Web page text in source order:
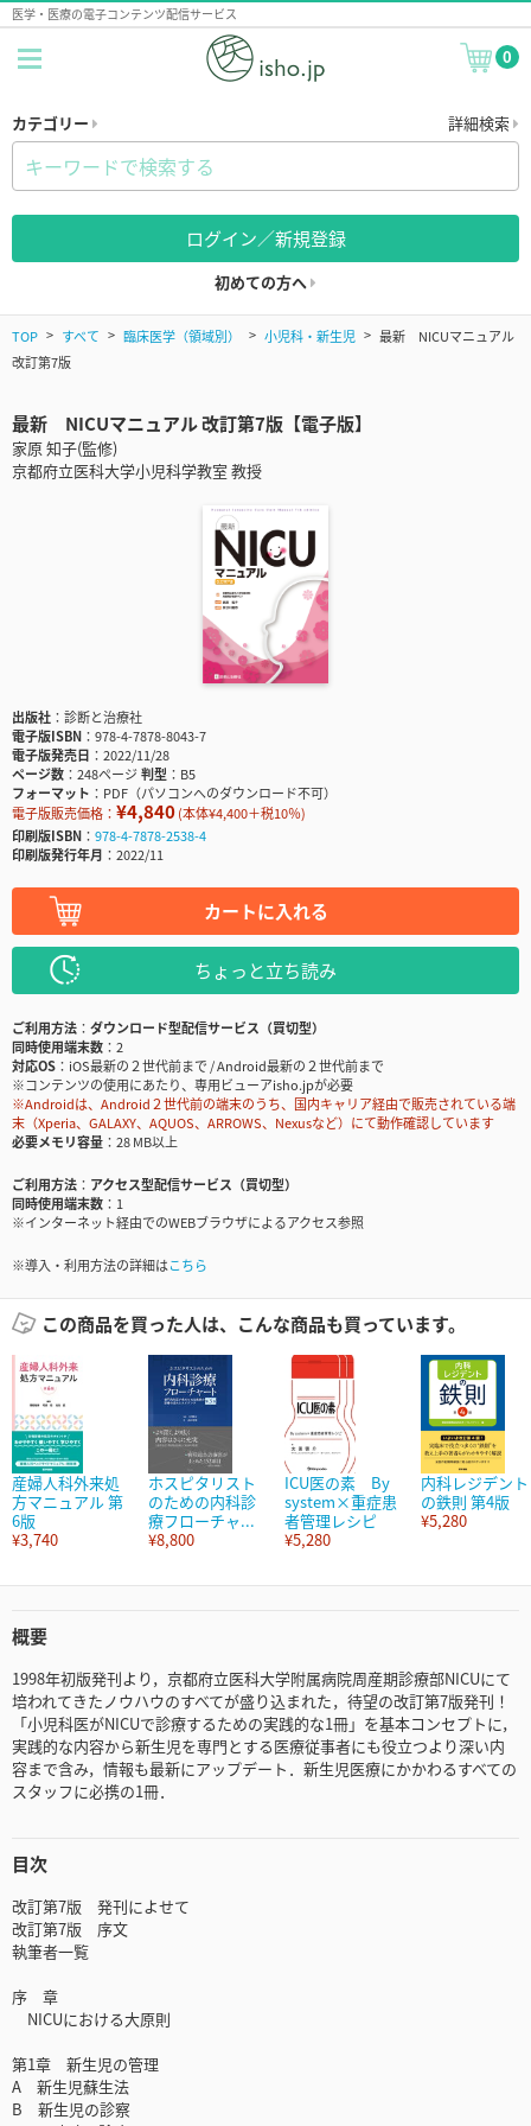
医学・医療の電子コンテンツ配信サービス
0
カテゴリー 詳細検索
ログイン／新規登録
初めての方へ
TOP すべて 臨床医学（領域別） 小児科・新生児
最新 NICUマニュアル
改訂第7版
最新 NICUマニュアル 改訂第7版【電子版】
家原 知子(監修)
京都府立医科大学小児科学教室 教授
出版社
診断と治療社
電子版ISBN
978-4-7878-8043-7
電子版発売日
2022/11/28
ページ数
248ページ判型
B5
フォーマット
PDF（パソコンへのダウンロード不可）
電子版販売価格： ¥4,840(本体¥4,400＋税10％)
印刷版ISBN
978-4-7878-2538-4
印刷版発行年月
2022/11
カートに入れる
ちょっと立ち読み
ご利用方法
ダウンロード型配信サービス（買切型）
同時使用端末数
2
対応OS
iOS最新の２世代前まで / Android最新の２世代前まで
※コンテンツの使用にあたり、専用ビューアisho.jpが必要
※Androidは、Android２世代前の端末のうち、国内キャリア経由で販売されている端
末（Xperia、GALAXY、AQUOS、ARROWS、Nexusなど）にて動作確認しています
必要メモリ容量
28 MB以上
ご利用方法
アクセス型配信サービス（買切型）
同時使用端末数
1
※インターネット経由でのWEBブラウザによるアクセス参照
※導入・利用方法の詳細はこちら
この商品を買った人は、こんな商品も買っています。
産婦人科外来処
方マニュアル 第
6版
¥3,740
ホスピタリスト
のための内科診
療フローチャ...
¥8,800
ICU医の素 By
system×重症患
者管理レシピ
¥5,280
内科レジデント
の鉄則 第4版
¥5,280
概要
1998年初版発刊より，京都府立医科大学附属病院周産期診療部NICUにて
培われてきたノウハウのすべてが盛り込まれた，待望の改訂第7版発刊！
「小児科医がNICUで診療するための実践的な1冊」を基本コンセプトに，
実践的な内容から新生児を専門とする医療従事者にも役立つより深い内
容まで含み，情報も最新にアップデート．新生児医療にかかわるすべての
スタッフに必携の1冊．
目次
改訂第7版 発刊によせて
改訂第7版 序文
執筆者一覧
序 章
NICUにおける大原則
第1章 新生児の管理
A 新生児蘇生法
B 新生児の診察